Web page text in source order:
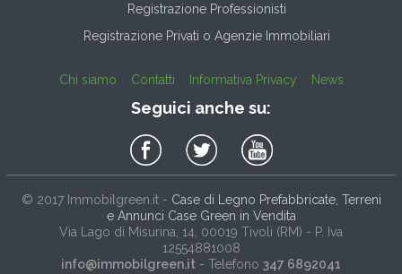
Registrazione Professionisti
Registrazione Privati o Agenzie Immobiliari
Chi siamo Contatti Informativa Privacy News
Seguici anche su:
© 2017 Immobilgreen.it- Case di Legno Prefabbricate, Terreni
e Annunci Case Green in Vendita
Via Lago di Misurina, 14 , 00019 Tivoli (RM) - P. Iva
12554881008
info@immobilgreen.it - Telefono 347 6892041